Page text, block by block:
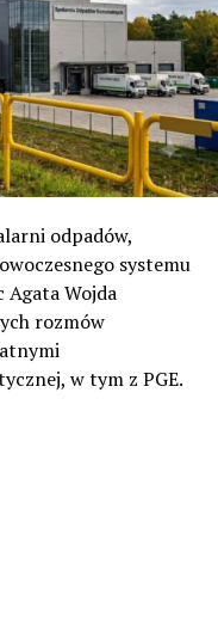
odpadów,
systemu
Agata Wojda
rozmów
w tym z PGE.